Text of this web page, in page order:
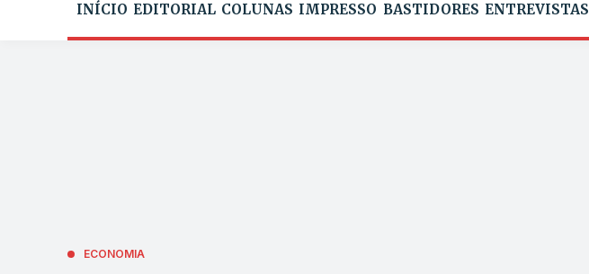
INÍCIO EDITORIAL COLUNAS IMPRESSO BASTIDORES ENTREVISTAS
ECONOMIA